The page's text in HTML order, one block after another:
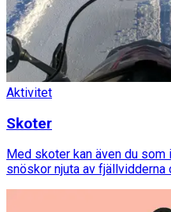
Aktivitet
Skoter
Med skoter kan även du
snöskor njuta av fjällvidderna